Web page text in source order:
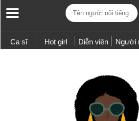
Ca sĩ Hot girl Diễn viên Người